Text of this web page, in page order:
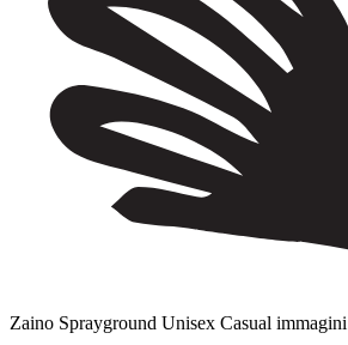
Zaino Sprayground Unisex Casual immagini